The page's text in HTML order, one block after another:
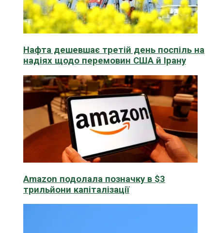
Нафта дешевшає третій день поспіль на
надіях щодо перемовин США й Ірану
Amazon подолала позначку в $3
трильйони капіталізації